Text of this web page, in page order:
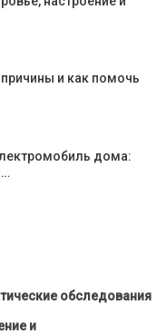
и как помочь
дома:
обследования
и